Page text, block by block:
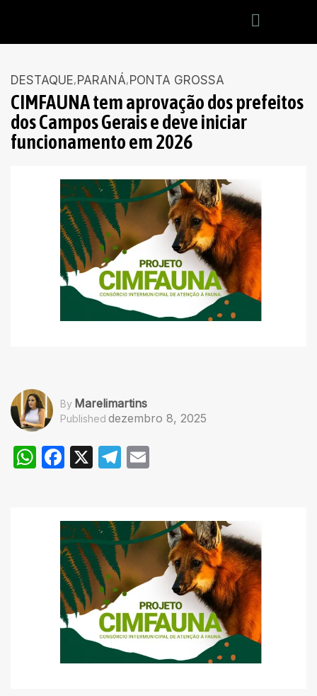
DESTAQUE PARANÁ PONTA GROSSA
CIMFAUNA tem aprovação dos prefeitos
dos Campos Gerais e deve iniciar
funcionamento em 2026
By Marelimartins
Published dezembro 8, 2025
WhatsApp
Facebook
X Telegram